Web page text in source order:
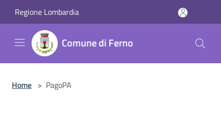
Regione Lombardia
Comune di Ferno
Home > PagoPA